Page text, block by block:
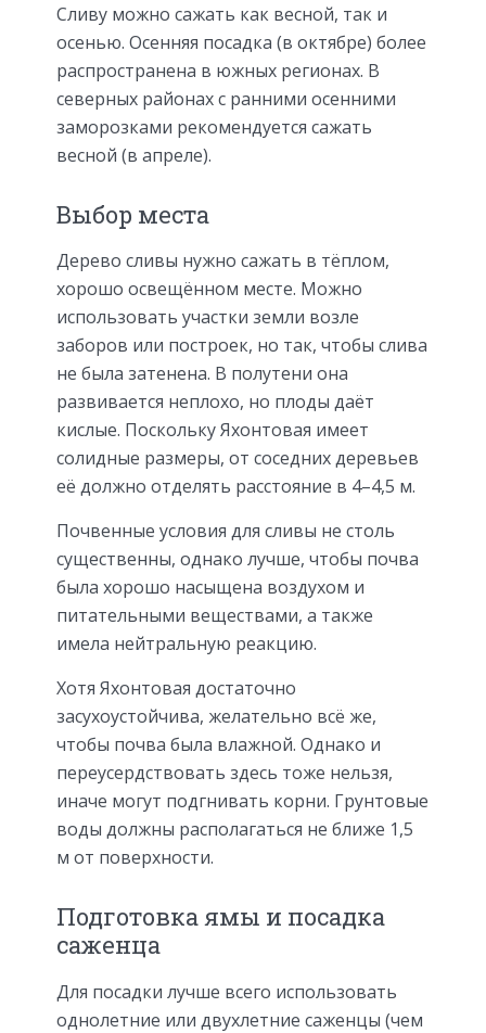
Сливу можно сажать как весной, так и
осенью. Осенняя посадка (в октябре) более
распространена в южных регионах. В
северных районах с ранними осенними
заморозками рекомендуется сажать
весной (в апреле).
Выбор места
Дерево сливы нужно сажать в тёплом,
хорошо освещённом месте. Можно
использовать участки земли возле
заборов или построек, но так, чтобы слива
не была затенена. В полутени она
развивается неплохо, но плоды даёт
кислые. Поскольку Яхонтовая имеет
солидные размеры, от соседних деревьев
её должно отделять расстояние в 4–4,5 м.
Почвенные условия для сливы не столь
существенны, однако лучше, чтобы почва
была хорошо насыщена воздухом и
питательными веществами, а также
имела нейтральную реакцию.
Хотя Яхонтовая достаточно
засухоустойчива, желательно всё же,
чтобы почва была влажной. Однако и
переусердствовать здесь тоже нельзя,
иначе могут подгнивать корни. Грунтовые
воды должны располагаться не ближе 1,5
м от поверхности.
Подготовка ямы и посадка
саженца
Для посадки лучше всего использовать
однолетние или двухлетние саженцы (чем